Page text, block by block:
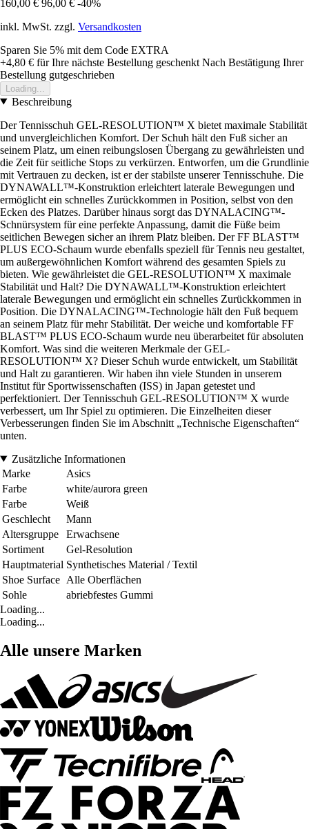
160,00 € 96,00 € -40%
inkl. MwSt. zzgl. Versandkosten
Sparen Sie 5% mit dem Code EXTRA
+4,80 € für Ihre nächste Bestellung geschenkt Nach Bestätigung Ihrer
Bestellung gutgeschrieben
Loading...
Beschreibung
Der Tennisschuh GEL-RESOLUTION™ X bietet maximale Stabilität
und unvergleichlichen Komfort. Der Schuh hält den Fuß sicher an
seinem Platz, um einen reibungslosen Übergang zu gewährleisten und
die Zeit für seitliche Stops zu verkürzen. Entworfen, um die Grundlinie
mit Vertrauen zu decken, ist er der stabilste unserer Tennisschuhe. Die
DYNAWALL™-Konstruktion erleichtert laterale Bewegungen und
ermöglicht ein schnelles Zurückkommen in Position, selbst von den
Ecken des Platzes. Darüber hinaus sorgt das DYNALACING™-
Schnürsystem für eine perfekte Anpassung, damit die Füße beim
seitlichen Bewegen sicher an ihrem Platz bleiben. Der FF BLAST™
PLUS ECO-Schaum wurde ebenfalls speziell für Tennis neu gestaltet,
um außergewöhnlichen Komfort während des gesamten Spiels zu
bieten. Wie gewährleistet die GEL-RESOLUTION™ X maximale
Stabilität und Halt? Die DYNAWALL™-Konstruktion erleichtert
laterale Bewegungen und ermöglicht ein schnelles Zurückkommen in
Position. Die DYNALACING™-Technologie hält den Fuß bequem
an seinem Platz für mehr Stabilität. Der weiche und komfortable FF
BLAST™ PLUS ECO-Schaum wurde neu überarbeitet für absoluten
Komfort. Was sind die weiteren Merkmale der GEL-
RESOLUTION™ X? Dieser Schuh wurde entwickelt, um Stabilität
und Halt zu garantieren. Wir haben ihn viele Stunden in unserem
Institut für Sportwissenschaften (ISS) in Japan getestet und
perfektioniert. Der Tennisschuh GEL-RESOLUTION™ X wurde
verbessert, um Ihr Spiel zu optimieren. Die Einzelheiten dieser
Verbesserungen finden Sie im Abschnitt „Technische Eigenschaften“
unten.
Zusätzliche Informationen
Marke
Asics
Farbe
white/aurora green
Farbe
Weiß
Geschlecht
Mann
Altersgruppe
Erwachsene
Sortiment
Gel-Resolution
Hauptmaterial Synthetisches Material / Textil
Shoe Surface Alle Oberflächen
Sohle
abriebfestes Gummi
Loading...
Loading...
Alle unsere Marken